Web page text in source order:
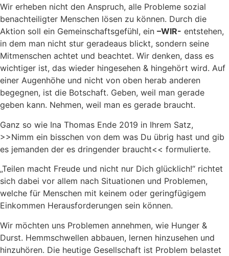
Wir erheben nicht den Anspruch, alle Probleme sozial
benachteiligter Menschen lösen zu können. Durch die
Aktion soll ein Gemeinschaftsgefühl, ein –WIR- entstehen,
in dem man nicht stur geradeaus blickt, sondern seine
Mitmenschen achtet und beachtet. Wir denken, dass es
wichtiger ist, das wieder hingesehen & hingehört wird. Auf
einer Augenhöhe und nicht von oben herab anderen
begegnen, ist die Botschaft. Geben, weil man gerade
geben kann. Nehmen, weil man es gerade braucht.
Ganz so wie Ina Thomas Ende 2019 in Ihrem Satz,
>>Nimm ein bisschen von dem was Du übrig hast und gib
es jemanden der es dringender braucht<< formulierte.
„Teilen macht Freude und nicht nur Dich glücklich!“ richtet
sich dabei vor allem nach Situationen und Problemen,
welche für Menschen mit keinem oder geringfügigem
Einkommen Herausforderungen sein können.
Wir möchten uns Problemen annehmen, wie Hunger &
Durst. Hemmschwellen abbauen, lernen hinzusehen und
hinzuhören. Die heutige Gesellschaft ist Problem belastet